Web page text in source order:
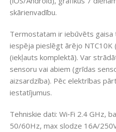
skārienvadību.
Termostatam ir iebūvēts
iespēja pieslēgt ārējo NTC10K
(iekļauts komplektā). Var
sensoru vai abiem (grīdas
aizsardzība). Pēc elektrības
iestatījumus.
Tehniskie dati: Wi‑Fi 2.4 GHz,
50/60Hz, max slodze 16A/